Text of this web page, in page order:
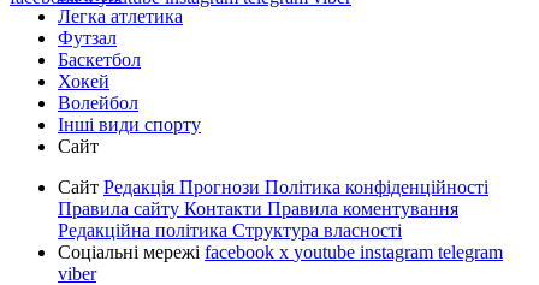
Легка атлетика
Футзал
Баскетбол
Хокей
Волейбол
Інші види спорту
Сайт
Сайт Редакція Прогнози Політика конфіденційності
Правила сайту Контакти Правила коментування
Редакційна політика Структура власності
Соціальні мережі facebook x youtube instagram telegram
viber